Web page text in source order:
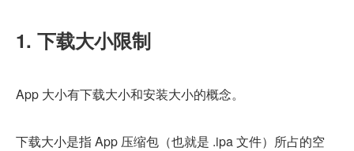
1. 下载大小限制
App 大小有下载大小和安装大小的概念。
下载大小是指 App 压缩包（也就是 .ipa 文件）所占的空